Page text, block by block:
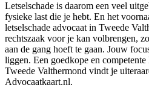
Letselschade is daarom een veel
fysieke last die je hebt. En het
letselschade advocaat in Tweede
rechtszaak voor je kan volbrengen,
aan de gang hoeft te gaan. Jouw
liggen. Een goedkope en competente
Tweede Valthermond vindt je
Advocaatkaart.nl.